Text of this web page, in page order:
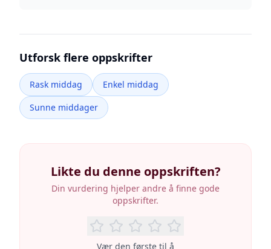
Utforsk flere oppskrifter
Rask middag
Enkel middag
Sunne middager
Likte du denne oppskriften?
Din vurdering hjelper andre å finne gode
oppskrifter.
Vær den første til å